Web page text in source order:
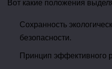
Вот какие положения
Сохранность
безопасности.
Принцип эффективного